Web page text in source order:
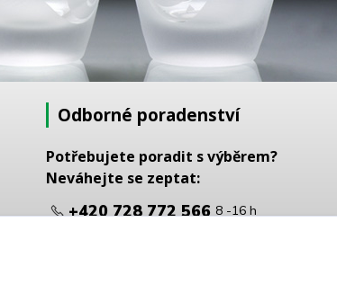
Odborné poradenství
Potřebujete poradit s výběrem?
Neváhejte se zeptat:
+420 728 772 566 8 -16 h